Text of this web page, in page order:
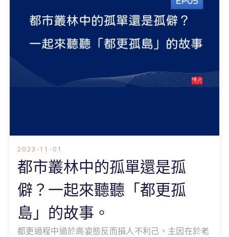
2023-11-01
都市叢林中的孤單還是孤
僻？一起來聽聽「都更孤
島」的故事。
都更過程中過於高姿態反而損人不利己，主因在於老